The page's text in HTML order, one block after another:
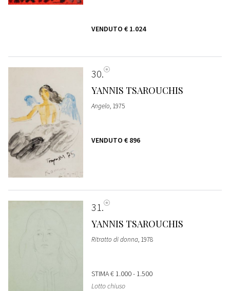
VENDUTO € 1.024
30
YANNIS TSAROUCHIS
Angelo, 1975
VENDUTO € 896
31
YANNIS TSAROUCHIS
Ritratto di donna, 1978
STIMA€ 1.000 - 1.500
Lotto chiuso